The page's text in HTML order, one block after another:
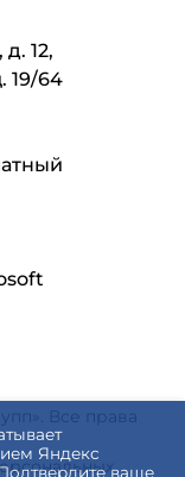
Яндекс
ваше
12,
19/64
Все права